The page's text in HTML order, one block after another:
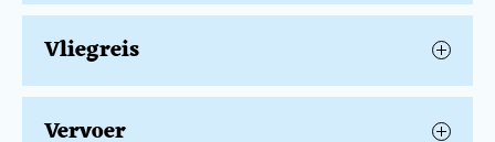
Rots van Gibralitar kun je tot 400 meter klimmen voor een
adembenemend uitzicht.
Vliegreis
Vervoer